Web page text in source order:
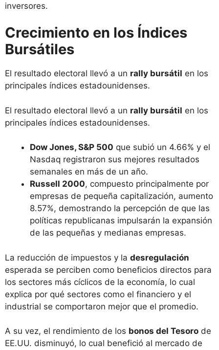
inversores.
Crecimiento en los Índices
Bursátiles
El resultado electoral llevó a un rally bursátil en los
principales índices estadounidenses.
El resultado electoral llevó a un rally bursátil en los
principales índices estadounidenses.
Dow Jones, S&P 500 que subió un 4.66% y el
Nasdaq registraron sus mejores resultados
semanales en más de un año.
Russell 2000, compuesto principalmente por
empresas de pequeña capitalización, aumento
8.57%, demostrando la percepción de que las
políticas republicanas impulsarán la expansión
de las pequeñas y medianas empresas.
La reducción de impuestos y la desregulación
esperada se perciben como beneficios directos para
los sectores más cíclicos de la economía, lo cual
explica por qué sectores como el financiero y el
industrial se comportaron mejor que el promedio.
A su vez, el rendimiento de los bonos del Tesoro de
EE.UU. disminuyó, lo cual benefició al mercado de